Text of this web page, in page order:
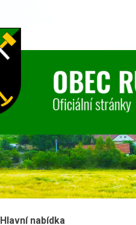
Hlavní nabídka